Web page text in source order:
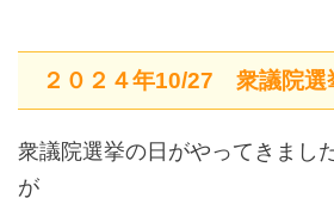
２０２４年10/27 衆議院選
衆議院選挙の日がやってきました
が